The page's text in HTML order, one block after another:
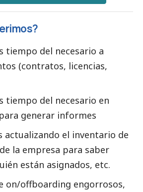
tiempo del necesario a
(contratos, licencias,
tiempo del necesario en
generar informes
actualizando el inventario de
la empresa para saber
están asignados, etc.
on/offboarding engorrosos,